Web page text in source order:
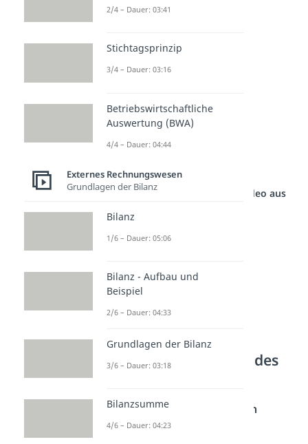
Anschaffungskosten
Herstellungskosten
Zugänge
Umbuchungen
Zuschreibungen
sowie die (kumulierten)
Abschreibungen
Studyflix vernetzt: Hier ein Video aus
Pflicht zur Erstellung des
Laut demHandelsgesetzbuch
müssengroße
2/4 – Dauer: 03:41
Stichtagsprinzip
3/4 – Dauer: 03:16
Betriebswirtschaftliche
Auswertung (BWA)
4/4 – Dauer: 04:44
Externes Rechnungswesen
Grundlagen der Bilanz
Bilanz
1/6 – Dauer: 05:06
Bilanz - Aufbau und
Beispiel
2/6 – Dauer: 04:33
Grundlagen der Bilanz
3/6 – Dauer: 03:18
Bilanzsumme
4/6 – Dauer: 04:23